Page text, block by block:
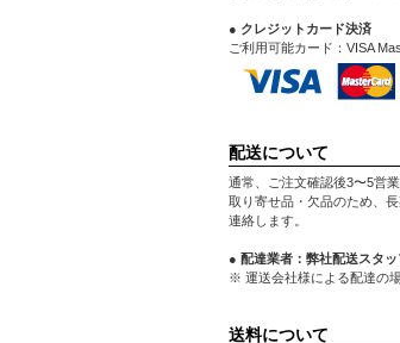
● クレジットカード決済
ご利用可能カード：VISA
配送について
通常、ご注文確認後3〜5営
取り寄せ品・欠品のため、
連絡します。
● 配達業者：弊社配送スタ
※ 運送会社様による配達の
送料について